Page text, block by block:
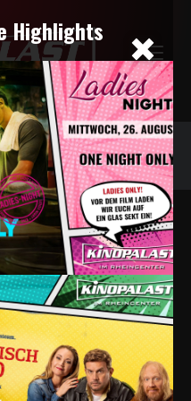
Events
Morgen
Highlights